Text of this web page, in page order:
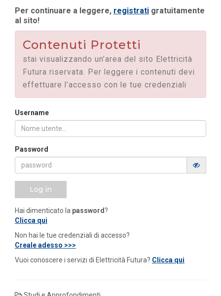
Per continuare a leggere, registrati gratuitamente
al sito!
Contenuti Protetti
stai visualizzando un’area del sito Elettricità
Futura riservata. Per leggere i contenuti devi
effettuare l’accesso con le tue credenziali
Username
Password
Log in
Hai dimenticato la password ?
Clicca qui
Non hai le tue credenziali di accesso?
Creale adesso >>>
Vuoi conoscere i servizi di Elettricità Futura? Clicca qui